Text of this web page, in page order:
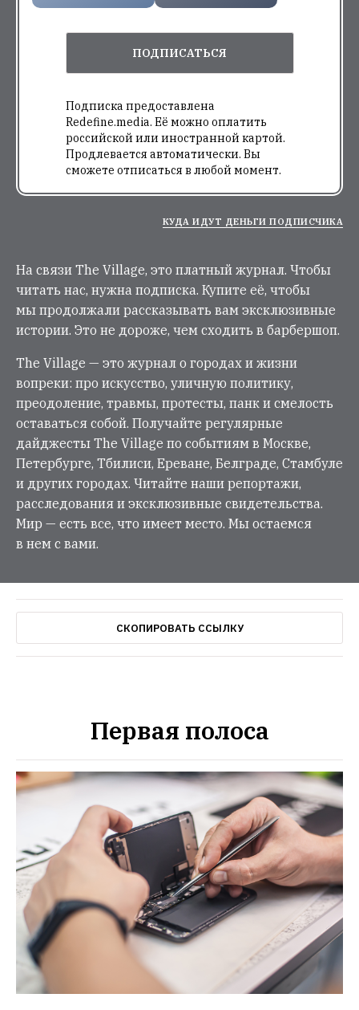
ПОДПИСАТЬСЯ
Подписка предоставлена
Redefine.media. Её можно оплатить
российской или иностранной картой.
Продлевается автоматически. Вы
сможете отписаться в любой момент.
КУДА ИДУТ ДЕНЬГИ ПОДПИСЧИКА
На связи The Village, это платный журнал. Чтобы
читать нас, нужна подписка. Купите её, чтобы
мы продолжали рассказывать вам эксклюзивные
истории. Это не дороже, чем сходить в барбершоп.
The Village — это журнал о городах и жизни
вопреки: про искусство, уличную политику,
преодоление, травмы, протесты, панк и смелость
оставаться собой. Получайте регулярные
дайджесты The Village по событиям в Москве,
Петербурге, Тбилиси, Ереване, Белграде, Стамбуле
и других городах. Читайте наши репортажи,
расследования и эксклюзивные свидетельства.
Мир — есть все, что имеет место. Мы остаемся
в нем с вами.
СКОПИРОВАТЬ ССЫЛКУ
Первая полоса